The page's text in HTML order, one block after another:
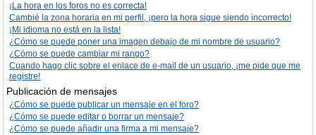
¡La hora en los foros no es correcta!
Cambié la zona horaria en mi perfil, ¡pero la hora sigue siendo incorrecto!
¡Mi idioma no está en la lista!
¿Cómo se puede poner una imagen debajo de mi nombre de usuario?
¿Cómo se puede cambiar mi rango?
Cuando hago clic sobre el enlace de e-mail de un usuario, ¡me pide que me
registre!
Publicación de mensajes
¿Cómo se puede publicar un mensaje en el foro?
¿Cómo se puede editar o borrar un mensaje?
¿Cómo se puede añadir una firma a mi mensaje?